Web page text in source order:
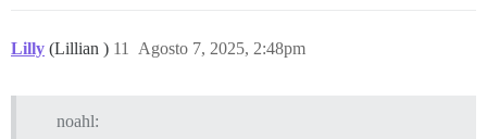
Lilly (Lillian ) Agosto 7, 2025, 2:48pm
11
noahl: